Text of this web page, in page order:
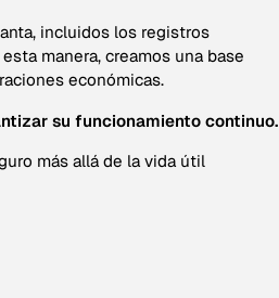
incluidos los registros
manera, creamos una base
económicas.
su funcionamiento continuo.
más allá de la vida útil